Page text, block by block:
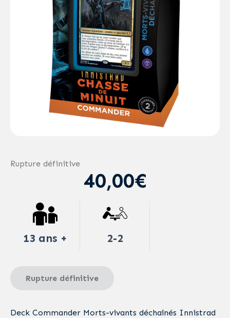
Rupture définitive
40,00€
13 ans + 2-2
Rupture définitive
Deck Commander Morts-vivants déchaînés Innistrad